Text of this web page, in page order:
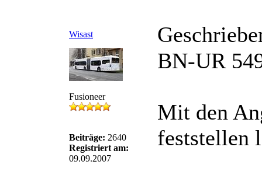
Wisast
Fusioneer
Beiträge: 2640
Registriert am:
09.09.2007
BN-UR
Mit den
feststellen